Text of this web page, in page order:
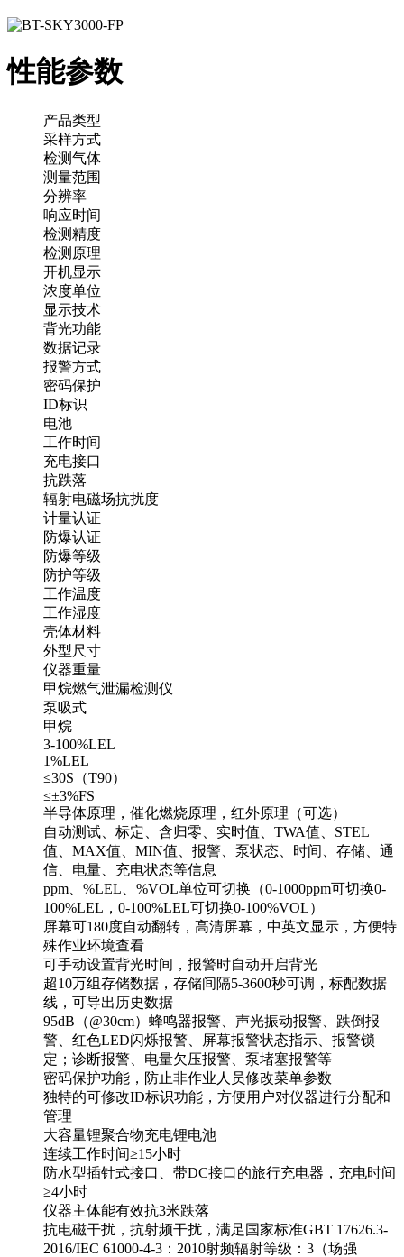
性能参数
产品类型
采样方式
检测气体
测量范围
分辨率
响应时间
检测精度
检测原理
开机显示
浓度单位
显示技术
背光功能
数据记录
报警方式
密码保护
ID标识
电池
工作时间
充电接口
抗跌落
辐射电磁场抗扰度
计量认证
防爆认证
防爆等级
防护等级
工作温度
工作湿度
壳体材料
外型尺寸
仪器重量
甲烷燃气泄漏检测仪
泵吸式
甲烷
3-100%LEL
1%LEL
≤30S（T90）
≤±3%FS
半导体原理，催化燃烧原理，红外原理（可选）
自动测试、标定、含归零、实时值、TWA值、STEL
值、MAX值、MIN值、报警、泵状态、时间、存储、通
信、电量、充电状态等信息
ppm、%LEL、%VOL单位可切换（0-1000ppm可切换0-
100%LEL，0-100%LEL可切换0-100%VOL）
屏幕可180度自动翻转，高清屏幕，中英文显示，方便特
殊作业环境查看
可手动设置背光时间，报警时自动开启背光
超10万组存储数据，存储间隔5-3600秒可调，标配数据
线，可导出历史数据
95dB（@30cm）蜂鸣器报警、声光振动报警、跌倒报
警、红色LED闪烁报警、屏幕报警状态指示、报警锁
定；诊断报警、电量欠压报警、泵堵塞报警等
密码保护功能，防止非作业人员修改菜单参数
独特的可修改ID标识功能，方便用户对仪器进行分配和
管理
大容量锂聚合物充电锂电池
连续工作时间≥15小时
防水型插针式接口、带DC接口的旅行充电器，充电时间
≥4小时
仪器主体能有效抗3米跌落
抗电磁干扰，抗射频干扰，满足国家标准GBT 17626.3-
2016/IEC 61000-4-3：2010射频辐射等级：3（场强